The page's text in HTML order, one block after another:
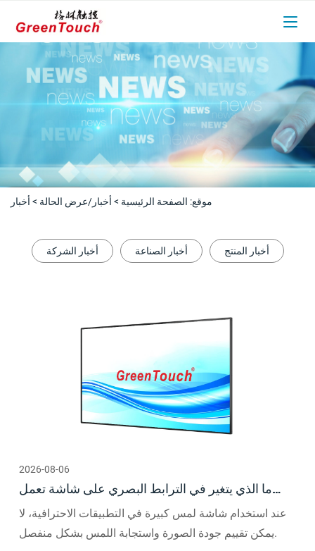
موقع: الصفحة الرئيسية > أخبار/عرض الحالة > أخبار
أخبار الشركة أخبار الصناعة أخبار المنتج
2026-08-06
ما الذي يتغير في الترابط البصري على شاشة تعمل
باللمس مقاس 65 بوصة؟
عند استخدام شاشة لمس كبيرة في التطبيقات الاحترافية، لا
يمكن تقييم جودة الصورة واستجابة اللمس بشكل منفصل.